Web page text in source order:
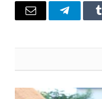
Tumblr تيلقرام البريد